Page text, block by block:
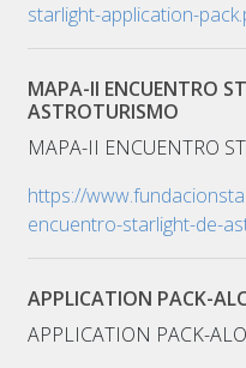
starlight-application-
MAPA-II ENCUENTRO
ASTROTURISMO
MAPA-II ENCUENTRO
https://
encuentro-starlight-de-
APPLICATION PACK-
APPLICATION PACK-